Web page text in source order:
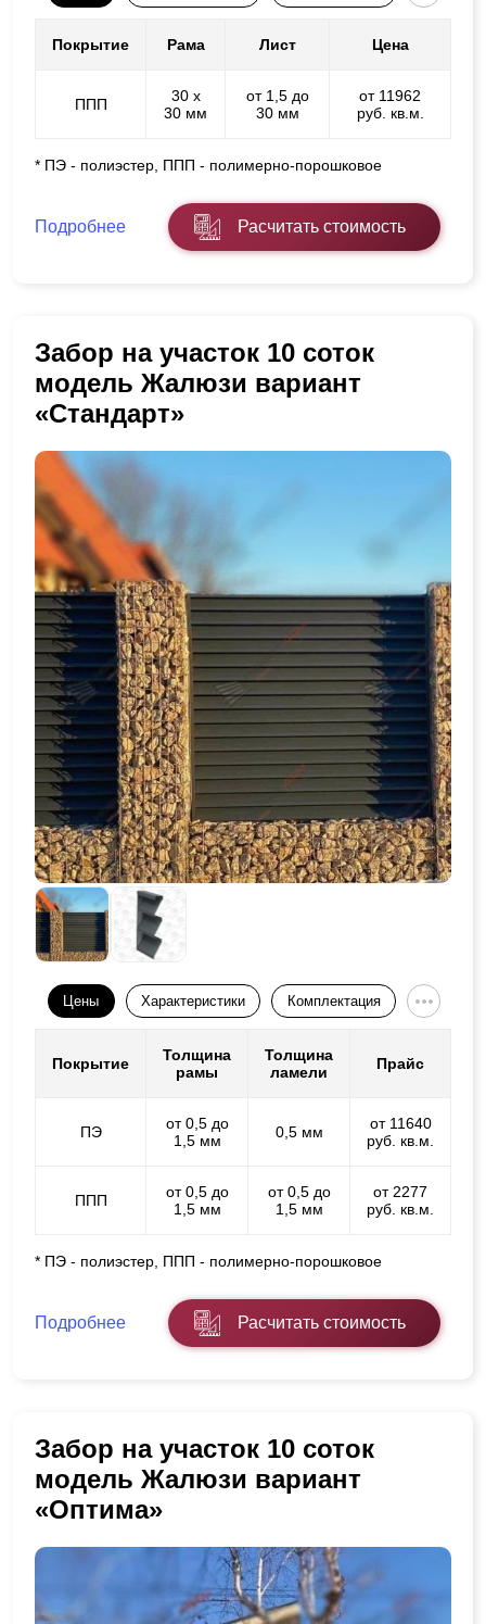
Покрытие Рама Лист Цена
ППП
30 х
30 мм
от 1,5 до
30 мм
от 11962
руб. кв.м.
* ПЭ - полиэстер, ППП - полимерно-порошковое
Подробнее Расчитать стоимость
Забор на участок 10 соток
модель Жалюзи вариант
«Стандарт»
Цены Характеристики Комплектация
Покрытие
Толщина
рамы
Толщина
ламели
Прайс
ПЭ
от 0,5 до
1,5 мм
0,5 мм
от 11640
руб. кв.м.
ППП
от 0,5 до
1,5 мм
от 0,5 до
1,5 мм
от 2277
руб. кв.м.
* ПЭ - полиэстер, ППП - полимерно-порошковое
Подробнее Расчитать стоимость
Забор на участок 10 соток
модель Жалюзи вариант
«Оптима»